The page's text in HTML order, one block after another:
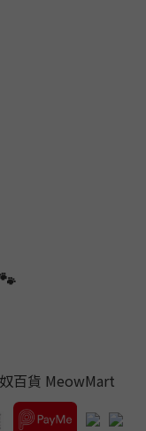
百貨 MeowMart